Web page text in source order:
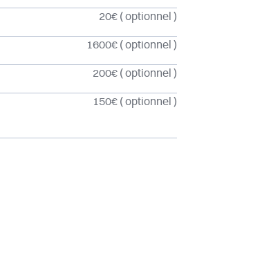
20€ ( optionnel )
1600€ ( optionnel )
200€ ( optionnel )
150€ ( optionnel )